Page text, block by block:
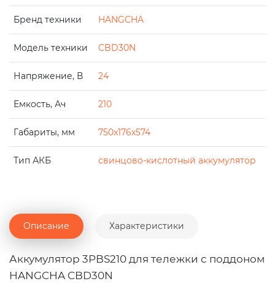
Бренд техники HANGCHA
Модель техники CBD30N
Напряжение, В 24
Емкость, Ач 210
Габариты, мм 750x176x574
Тип АКБ свинцово-кислотный аккумулятор
Описание Характеристики
Аккумулятор 3PBS210 для тележки с поддоном
HANGCHA CBD30N